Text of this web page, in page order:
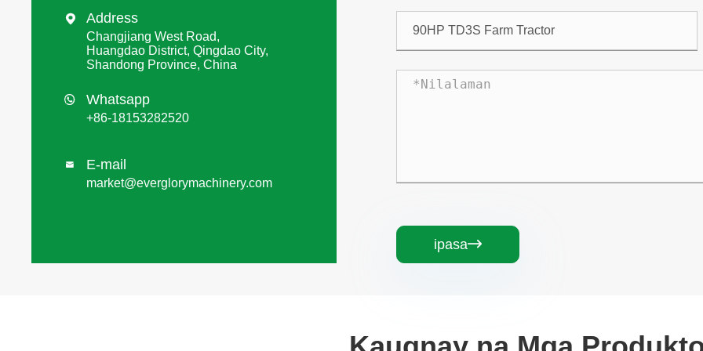
 Address
Changjiang West Road,
Huangdao District, Qingdao City,
Shandong Province, China
Whatsapp
+86-18153282520
 E-mail
market@everglorymachinery.com
ipasa